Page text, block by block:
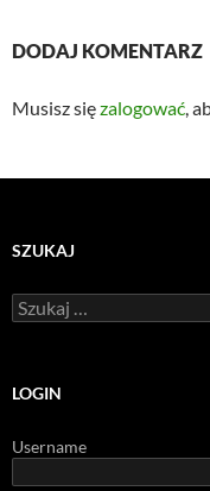
DODAJ KOMENTARZ
Musisz sięzalogować,
SZUKAJ
Szukaj:
LOGIN
Username